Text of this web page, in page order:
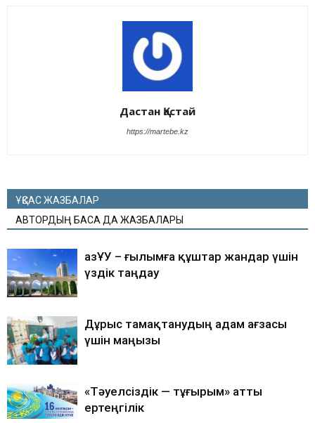
Дастан Қастай
https://martebe.kz
ҰҚСАС ЖАЗБАЛАР
АВТОРДЫҢ БАСҚА ДА ЖАЗБАЛАРЫ
ҚазҰУ – ғылымға құштар жандар үшін
үздік таңдау
Дұрыс тамақтанудың адам ағзасы
үшін маңызы
«Тәуелсіздік — тұғырым» атты
ертеңгілік